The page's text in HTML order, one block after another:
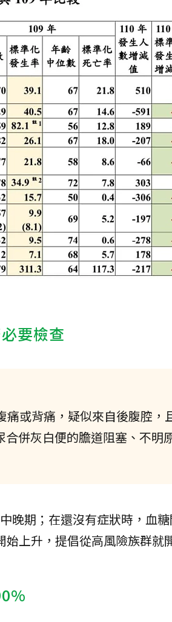
要檢查
或背痛，疑似來自後腹腔，
併灰白便的膽道阻塞、不明
晚期；在還沒有症狀時，血
上升，提倡從高風險族群就